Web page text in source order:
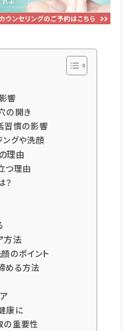
響
の開き
習慣の影響
グや洗顔
理由
つ理由
？
方法
のポイント
める方法
康に
の重要性